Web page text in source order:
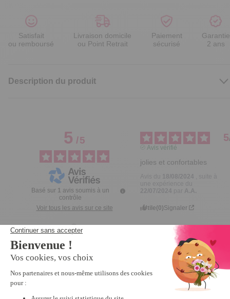
Satisfait
ou remboursé
Livraison domicile
ou Point Retrait
Paiement
sécurisé
Garantie
2 ans
Description du produit
5/5
Basé sur 1 avis soumis à un
contrôle
Voir tous les avis sur ce site
5étoiles
4
3étoiles
2 étoiles
1étoile 0
Trier les avis
5
Avis vérifié
jolies et confortables
18/08/2024
une expérience du
22/07/2024
par A.A.
Utile(0)Signaler
Réponse de
tempsl.fr
Bonjour
GERVAISE,
Merci pour
votre gentil
retour,